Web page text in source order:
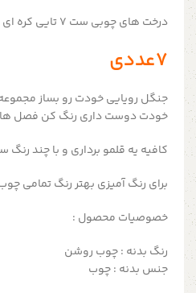
درخت های چوبی ست ۷ تایی کره ای
7عددی
جنگل رویایی خودت رو بساز
خودت دوست داری رنگ کن فصل
کافیه یه قلمو برداری و با چند
برای رنگ آمیزی بهتر رنگ تمامی
خصوصیات محصول :
رنگ بدنه : چوب روشن
جنس بدنه : چوب